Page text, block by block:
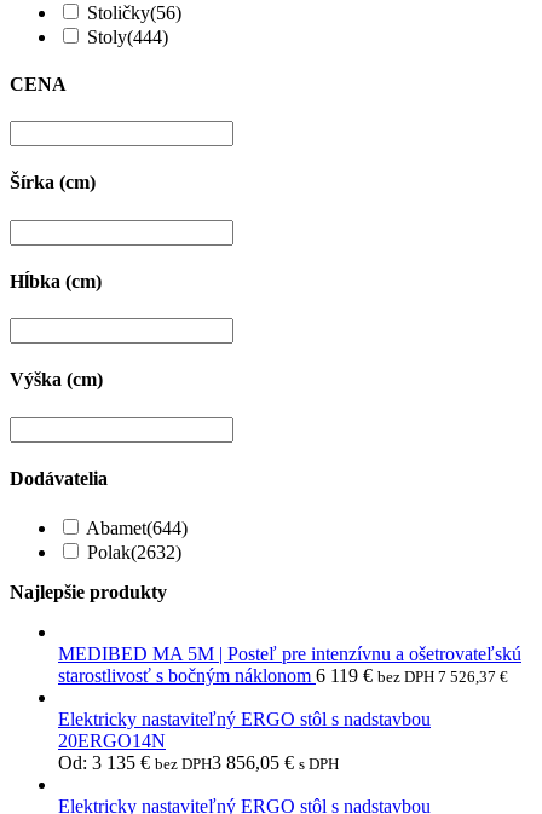
Stoličky(56)
Stoly(444)
CENA
Šírka (cm)
Hĺbka (cm)
Výška (cm)
Dodávatelia
Abamet(644)
Polak(2632)
Najlepšie produkty
MEDIBED MA 5M | Posteľ pre intenzívnu a ošetrovateľskú
starostlivosť s bočným náklonom 6 119 € bez DPH 7 526,37 €
Elektricky nastaviteľný ERGO stôl s nadstavbou
20ERGO14N
Od: 3 135 € bez DPH3 856,05 € s DPH
Elektricky nastaviteľný ERGO stôl s nadstavbou